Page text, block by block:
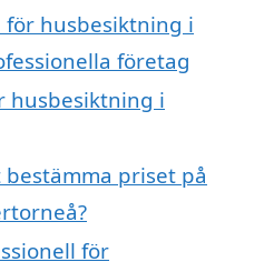
husbesiktning i
företag
husbesiktning i
priset på
för